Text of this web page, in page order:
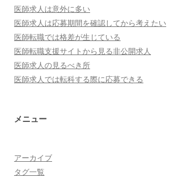
医師求人は意外に多い
医師求人は応募期間を確認してから考えたい
医師転職では格差が生じている
医師転職支援サイトから見る非公開求人
医師求人の見るべき所
医師求人では転科する際に応募できる
メニュー
アーカイブ
タグ一覧